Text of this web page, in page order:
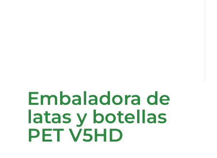
Embaladora de
latas y botellas
PET V5HD